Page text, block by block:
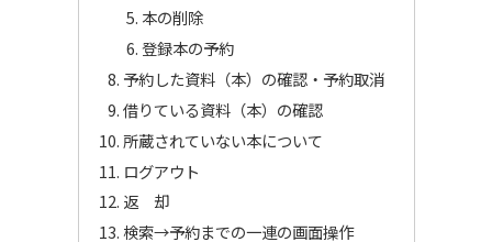
本の削除
登録本の予約
予約した資料（本）の確認・予約取消
借りている資料（本）の確認
所蔵されていない本について
ログアウト
返 却
検索→予約までの一連の画面操作